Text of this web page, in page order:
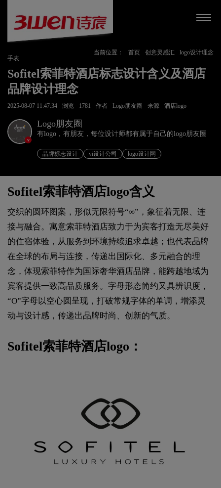
当前位置： 首页 创意灵感汇
logo设计理念
手表
Sofitel索菲特酒店标志设计含义及酒店
品牌设计理念
2025-08-07 11:47:34 浏览 1781 作者 Logo朋友圈 来源 酒店logo
v
Logo朋友圈
有logo，有朋友，每位设计师都有属于自己的logo朋友圈
品牌标志设计 vi设计公司 logo设计网
Sofitel索菲特酒店logo含义
交织的圆环图案，形似无限符号“∞”，象征着无限、连
接与融合。寓意索菲特酒店致力于为宾客打造无尽美好
的住宿体验，从服务到环境持续追求卓越；也代表品牌
在全球的布局与连接，传递出国际化、多元融合的理
念，体现索菲特作为国际奢华酒店品牌，能跨越地域为
宾客提供一致高品质服务。字母形态简约又具辨识度，
“O”字母以空心圆呈现，打破常规字体的单调，增添灵
动与设计感，传递出品牌时尚、创新的气质。
Sofitel索菲特酒店logo：